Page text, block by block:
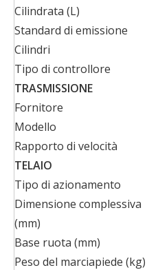
Cilindrata (L)
Standard di emissione
Cilindri
Tipo di controllore
TRASMISSIONE
Fornitore
Modello
Rapporto di velocità
TELAIO
Tipo di azionamento
Dimensione complessiva
(mm)
Base ruota (mm)
Peso del marciapiede (kg)